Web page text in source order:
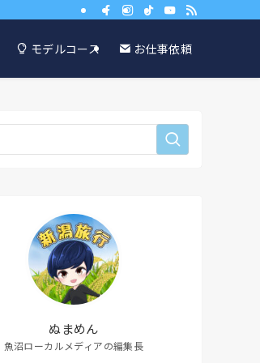
モデルコース お仕事依頼
ぬまめん
魚沼ローカルメディアの編集長